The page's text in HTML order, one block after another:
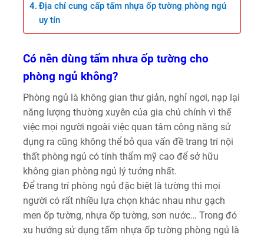
Địa chỉ cung cấp tấm nhựa ốp tường phòng ngủ
uy tín
Có nên dùng tấm nhưa ốp tường cho
phòng ngủ không?
Phòng ngủ là không gian thư giản, nghỉ ngơi, nạp lại
năng lượng thường xuyên của gia chủ chính vì thế
việc mọi người ngoài việc quan tâm công năng sử
dụng ra cũng không thể bỏ qua vấn đề trang trí nội
thất phòng ngủ có tính thẩm mỹ cao để sở hữu
không gian phòng ngủ lý tưởng nhất.
Để trang trí phòng ngủ đặc biệt là tường thì mọi
người có rất nhiều lựa chọn khác nhau như gạch
men ốp tường, nhựa ốp tường, sơn nước… Trong đó
xu hướng sử dụng tấm nhựa ốp tường phòng ngủ là